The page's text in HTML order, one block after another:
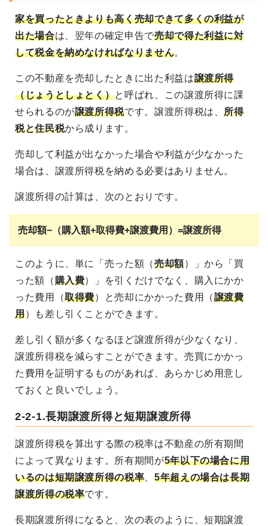
家を買ったときよりも高く売却できて多くの利益が
出た場合は、翌年の確定申告で売却で得た利益に対
して税金を納めなければなりません。
この不動産を売却したときに出た利益は譲渡所得
（じょうとしょとく）と呼ばれ、この譲渡所得に課
せられるのが譲渡所得税です。譲渡所得税は、所得
税と住民税から成ります。
売却して利益が出なかった場合や利益が少なかった
場合は、譲渡所得税を納める必要はありません。
譲渡所得の計算は、次のとおりです。
売却額−（購入額+取得費+譲渡費用）=譲渡所得
このように、単に「売った額（売却額）」から「買
った額（購入費）」を引くだけでなく、購入にかか
った費用（取得費）と売却にかかった費用（譲渡費
用）も差し引くことができます。
差し引く額が多くなるほど譲渡所得が少なくなり、
譲渡所得税を減らすことができます。売買にかかっ
た費用を証明するものがあれば、あらかじめ用意し
ておくと良いでしょう。
2-2-1.長期譲渡所得と短期譲渡所得
譲渡所得税を算出する際の税率は不動産の所有期間
によって異なります。所有期間が5年以下の場合に用
いるのは短期譲渡所得の税率
5年超えの場合は長期
譲渡所得の税率です。
長期譲渡所得になると、次の表のように、短期譲渡